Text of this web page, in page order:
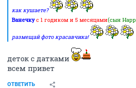
как кушаете?
Ванечкус 1 годиком и 5 месяцами(сын
размещай фото красавчика!
деток с датками
всем привет
ОТВЕТИТЬ